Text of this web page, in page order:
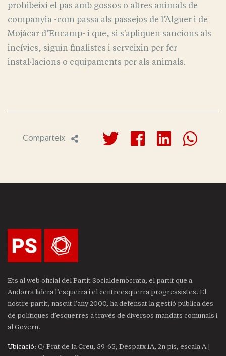
prohibeixi el pas amb gossos o altres animals de
companyia -com passa als passejos de l’Alguer i de
Mojácar d’Encamp- i que, si s'apliquen sancions als
incívics, siguin finalistes i serveixin per fer
instal·lacions o equipaments per als animals.
Comparteix
Ets al web oficial del Partit Socialdemòcrata, el partit que a
Andorra lidera l’esquerra i el centreesquerra progressistes. El
nostre partit, nascut l’any 2000, ha defensat la gestió pública des
de polítiques d’esquerres a través de diversos mandats comunals i
al Govern.
Ubicació: C/ Prat de la Creu, 59-65, Despatx 1A, 2n pis, escala A |